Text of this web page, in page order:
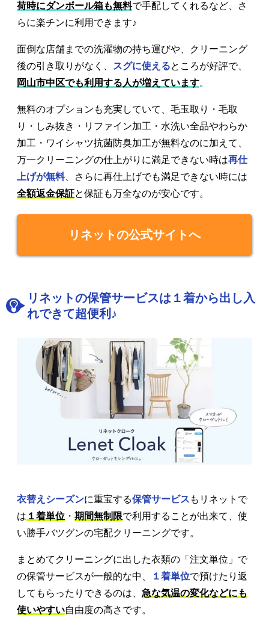
荷時にダンボール箱も無料で手配してくれるなど、さ
らに楽チンに利用できます♪
面倒な店舗までの洗濯物の持ち運びや、クリーニング
後の引き取りがなく、
スグに使えるところが好評で、
岡山市中区でも利用する人が増えています。
無料のオプションも充実していて、毛玉取り・毛取
り・しみ抜き・リファイン加工・水洗い全品やわらか
加工・ワイシャツ抗菌防臭加工が無料なのに加えて、
万一クリーニングの仕上がりに満足できない時は再仕
上げが無料、さらに再仕上げでも満足できない時には
全額返金保証と保証も万全なのが安心です。
リネットの公式サイトへ
リネットの保管サービスは１着から出し入
れできて超便利♪
衣替えシーズンに重宝する保管サービス もリネットで
は １着単位 ・ 期間無制限で利用することが出来て、使
い勝手バツグンの宅配クリーニングです。
まとめてクリーニングに出した衣類の「注文単位」で
の保管サービスが一般的な中、
１着単位で預けたり返
してもらったりできるのは、 急な気温の変化などにも
使いやすい自由度の高さです。